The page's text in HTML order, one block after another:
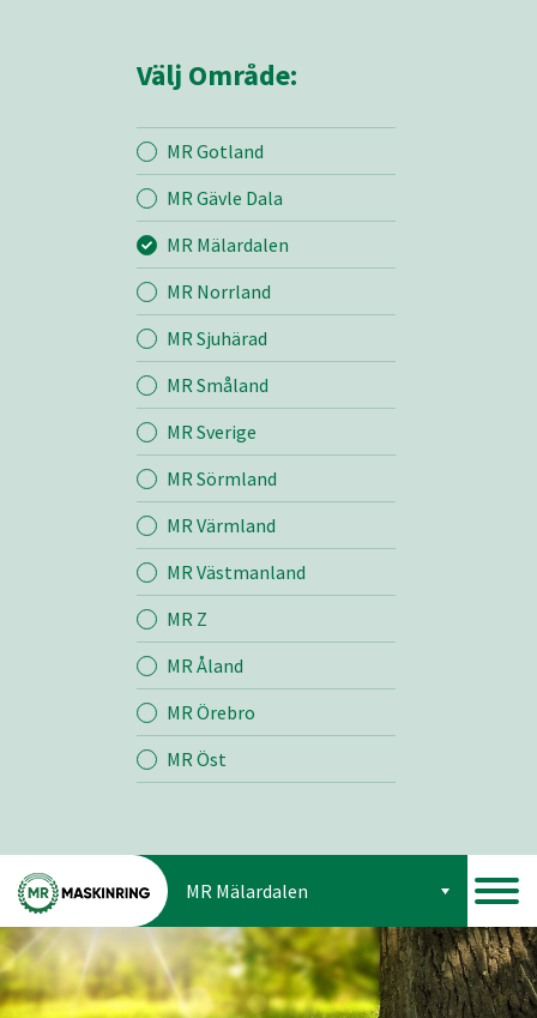
Mina sidor
MR Mälardalen
Entreprenad
Bemanning
Välj Område:
MR Gotland
MR Gävle Dala
MR Mälardalen
MR Norrland
MR Sjuhärad
MR Småland
MR Sverige
MR Sörmland
MR Värmland
MR Västmanland
MR Z
MR Åland
MR Örebro
MR Öst
MR Mälardalen